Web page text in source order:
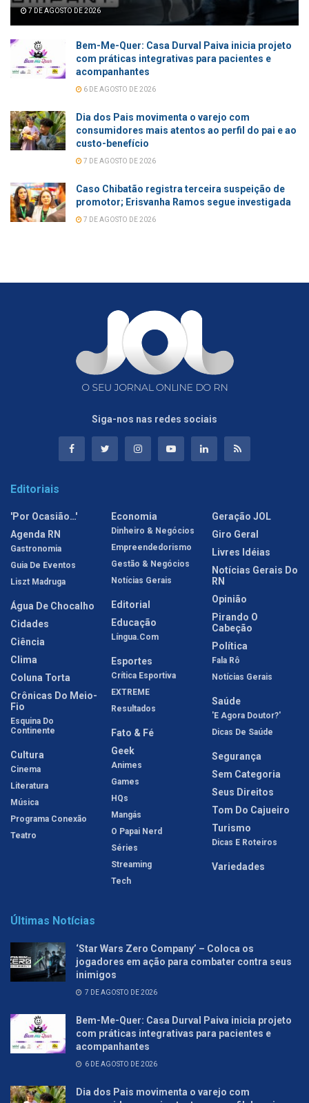
7 DE AGOSTO DE 2026
Bem-Me-Quer: Casa Durval Paiva inicia projeto
com práticas integrativas para pacientes e
acompanhantes
6 DE AGOSTO DE 2026
Dia dos Pais movimenta o varejo com
consumidores mais atentos ao perfil do pai e ao
custo-benefício
7 DE AGOSTO DE 2026
Caso Chibatão registra terceira suspeição de
promotor; Erisvanha Ramos segue investigada
7 DE AGOSTO DE 2026
Siga-nos nas redes sociais
Editoriais
'Por Ocasião…'
Agenda RN
Gastronomia
Guia De Eventos
Liszt Madruga
Água De Chocalho
Cidades
Ciência
Clima
Coluna Torta
Crônicas Do Meio-
Fio
Esquina Do
Continente
Cultura
Cinema
Literatura
Música
Programa Conexão
Teatro
Economia
Dinheiro & Negócios
Empreendedorismo
Gestão & Negócios
Notícias Gerais
Editorial
Educação
Língua.com
Esportes
Crítica Esportiva
EXTREME
Resultados
Fato & Fé
Geek
Animes
Games
HQs
Mangás
O Papai Nerd
Séries
Streaming
Tech
Geração JOL
Giro Geral
Livres Idéias
Notícias Gerais Do
RN
Opinião
Pirando O
Cabeção
Política
Fala Rô
Notícias Gerais
Saúde
'E Agora Doutor?'
Dicas De Saúde
Segurança
Sem Categoria
Seus Direitos
Tom Do Cajueiro
Turismo
Dicas E Roteiros
Variedades
Últimas Notícias
‘Star Wars Zero Company’ – Coloca os
jogadores em ação para combater contra seus
inimigos
7 DE AGOSTO DE 2026
Bem-Me-Quer: Casa Durval Paiva inicia projeto
com práticas integrativas para pacientes e
acompanhantes
6 DE AGOSTO DE 2026
Dia dos Pais movimenta o varejo com